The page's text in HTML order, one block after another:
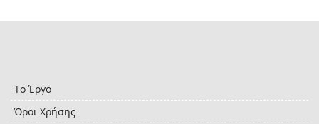
Το Έργο
Όροι Χρήσης